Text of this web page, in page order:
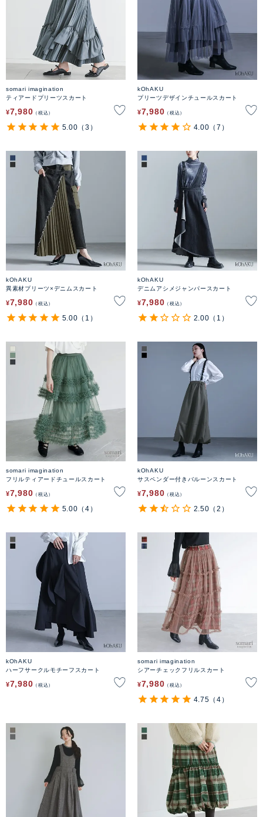
somari imagination
ティアードプリーツスカート
¥7,980 税込
5.00 （3）
kOhAKU
プリーツデザインチュールスカート
¥7,980 税込
4.00 （7）
kOhAKU
異素材プリーツ×デニムスカート
¥7,980 税込
5.00 （1）
kOhAKU
デニムアシメジャンパースカート
¥7,980 税込
2.00 （1）
somari imagination
フリルティアードチュールスカート
¥7,980 税込
5.00 （4）
kOhAKU
サスペンダー付きバルーンスカート
¥7,980 税込
2.50 （2）
kOhAKU
ハーフサークルモチーフスカート
¥7,980 税込
somari imagination
シアーチェックフリルスカート
¥7,980 税込
4.75 （4）